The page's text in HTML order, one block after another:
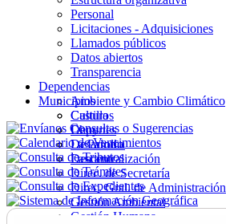
Personal
Licitaciones - Adquisiciones
Llamados públicos
Datos abiertos
Transparencia
Dependencias
Ambiente y Cambio Climático
Cultura
Deportes
Desarrollo
Descentralización
Direc. de Secretaría
Direc. Gral. de Administración
Gestión Ambiental
Gestión Humana
Municipios
Castillos
Chuy
La Paloma
Lascano